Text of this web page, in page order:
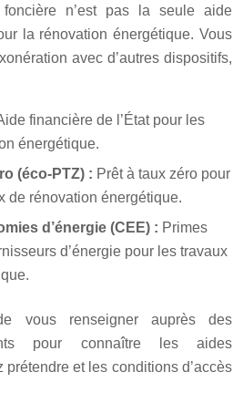
foncière n’est pas la seule aide
la rénovation énergétique. Vous
avec d’autres dispositifs,
financière de l’État pour les
énergétique.
(éco-PTZ) : Prêt à taux zéro pour
de rénovation énergétique.
d’énergie (CEE) : Primes
d’énergie pour les travaux
vous renseigner auprès des
pour connaître les aides
et les conditions d’accès